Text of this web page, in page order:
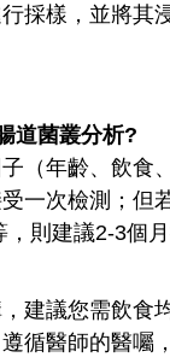
採樣，並將其
道菌叢分析?
（年齡、飲食
一次檢測；但
則建議2-3個
建議您需飲食
循醫師的醫囑